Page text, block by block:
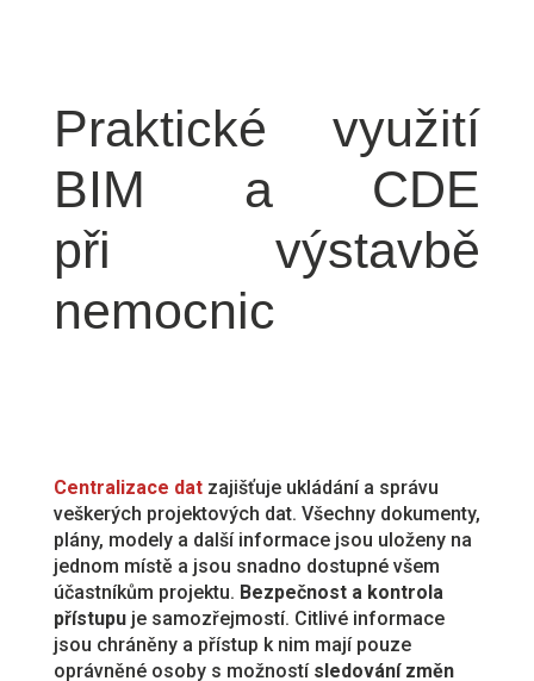
Praktické využití
BIM a CDE
při výstavbě
nemocnic
Centralizace datzajišťuje ukládání a správu
veškerých projektových dat. Všechny dokumenty,
plány, modely a další informace jsou uloženy na
jednom místě a jsou snadno dostupné všem
účastníkům projektu. Bezpečnost a kontrola
přístupuje samozřejmostí. Citlivé informace
jsou chráněny a přístup k nim mají pouze
oprávněné osoby s možností sledování změn